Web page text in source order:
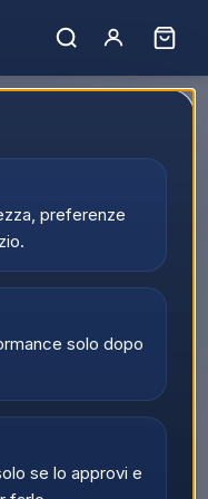
preferenze
solo dopo
se lo approvi e
NAMCO
Dark Souls Trilogy
il prodotto
NAMCO
il prodotto